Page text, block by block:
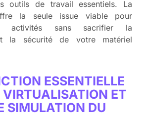
outils de travail essentiels. La
la seule issue viable pour
activités sans sacrifier la
la sécurité de votre matériel
ESSENTIELLE
VIRTUALISATION ET
SIMULATION DU